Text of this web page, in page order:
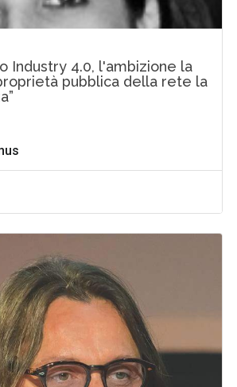
Industry 4.0, l'ambizione la
pubblica della rete la